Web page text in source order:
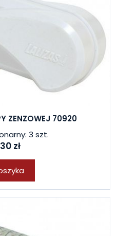
ZENZOWEJ 70920
3 szt.
zł